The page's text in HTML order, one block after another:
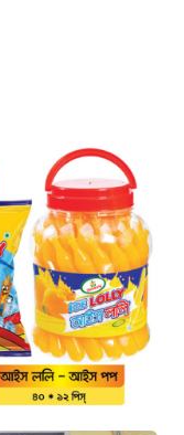
ইন্টারনেট বন্ধের
করেন কাদের”
স্বাস্থ্যমন্ত্রী, সিভিল
থেকে বিএনপির দুটি
ইরানের ৬ শর্ত: তবেই